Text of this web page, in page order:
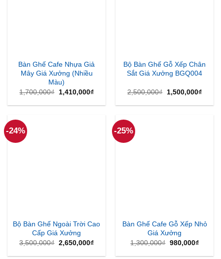
Bàn Ghế Cafe Nhựa Giả
Mây Giá Xưởng (Nhiều
Màu)
1,700,000₫
Giá
gốc
là:
1,410,000₫Giá
tại
1,410,000₫.
Bộ Bàn Ghế Gỗ Xếp Chân
Sắt Giá Xưởng BGQ004
2,500,000₫
Giá
gốc
là:
1,500,000₫Giá
tại
-24%
Bộ Bàn Ghế Ngoài Trời Cao
Cấp Giá Xưởng
3,500,000₫ Giá
là:
2,650,000₫Giá
tại
-25%
Bàn Ghế Cafe Gỗ Xếp Nhỏ
Giá Xưởng
1,300,000₫ Giá
là:
980,000₫Giá
tại